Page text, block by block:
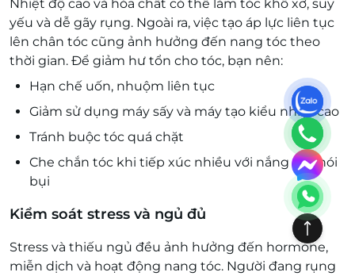
Nhiệt độ cao và hóa chất có thể làm tóc khô xơ, suy
yếu và dễ gãy rụng. Ngoài ra, việc tạo áp lực liên tục
lên chân tóc cũng ảnh hưởng đến nang tóc theo
thời gian. Để giảm hư tổn cho tóc, bạn nên:
Hạn chế uốn, nhuộm liên tục
Giảm sử dụng máy sấy và máy tạo kiểu nhiệt cao
Tránh buộc tóc quá chặt
Che chắn tóc khi tiếp xúc nhiều với nắng và khói
bụi
Kiểm soát stress và ngủ đủ
Stress và thiếu ngủ đều ảnh hưởng đến hormone,
miễn dịch và hoạt động nang tóc. Người đang rụng